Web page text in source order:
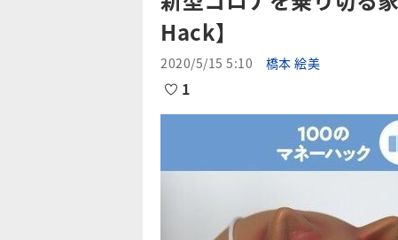
Hack】
2020/5/15 5:10 橋本 絵美
1